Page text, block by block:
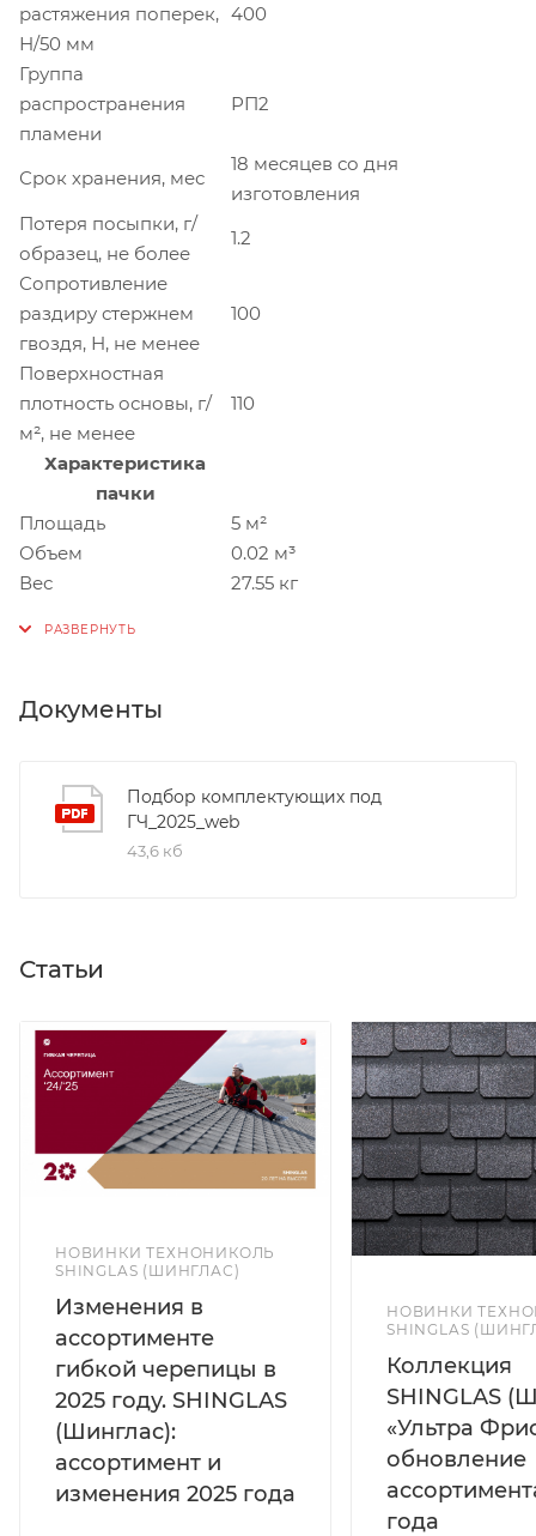
растяжения поперек,
Н/50 мм
400
Группа
распространения
пламени
РП2
Срок хранения, мес
18 месяцев со дня
изготовления
Потеря посыпки, г/
образец, не более
1.2
Сопротивление
раздиру стержнем
гвоздя, Н, не менее
100
Поверхностная
плотность основы, г/
м², не менее
110
Характеристика
пачки
Площадь
5 м²
Объем
0.02 м³
Вес
27.55 кг
Документы
Подбор комплектующих под
ГЧ_2025_web
43,6 кб
Статьи
НОВИНКИ ТЕХНОНИКОЛЬ
SHINGLAS (ШИНГЛАС)
Изменения в
ассортименте
гибкой черепицы в
2025 году. SHINGLAS
(Шинглас):
ассортимент и
изменения 2025 года
НОВИНКИ
SHINGLAS
Коллекция
SHINGLAS
«Ультра
обновление
года